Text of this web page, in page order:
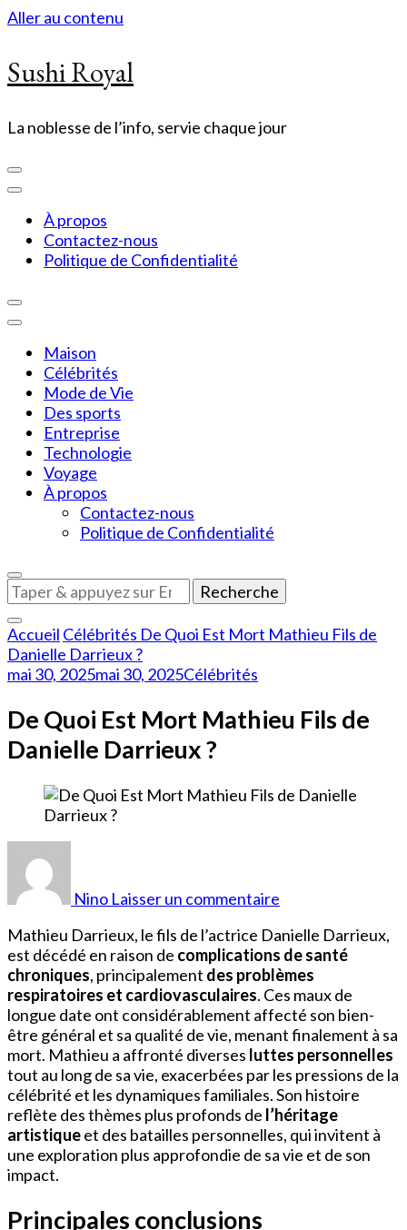
Aller au contenu
Sushi Royal
La noblesse de l’info, servie chaque jour
À propos
Contactez-nous
Politique de Confidentialité
Maison
Célébrités
Mode de Vie
Des sports
Entreprise
Technologie
Voyage
À propos
Contactez-nous
Politique de Confidentialité
Vous
recherchiez
quelque
chose
?
Accueil Célébrités De Quoi Est Mort Mathieu Fils de
Danielle Darrieux ?
mai 30, 2025mai 30, 2025Célébrités
De Quoi Est Mort Mathieu Fils de
Danielle Darrieux ?
Nino Laisser un commentaire
Est
Mort
Mathieu
Fils
de
Danielle
Darrieux
?
Mathieu Darrieux, le fils de l’actrice Danielle Darrieux,
est décédé en raison de complications de santé
chroniques, principalement des problèmes
respiratoires et cardiovasculaires. Ces maux de
longue date ont considérablement affecté son bien-
être général et sa qualité de vie, menant finalement à sa
mort. Mathieu a affronté diverses luttes personnelles
tout au long de sa vie, exacerbées par les pressions de la
célébrité et les dynamiques familiales. Son histoire
reflète des thèmes plus profonds de l’héritage
artistiqueet des batailles personnelles, qui invitent à
une exploration plus approfondie de sa vie et de son
impact.
Principales conclusions